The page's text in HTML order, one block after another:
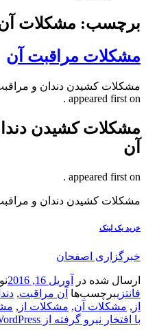
برچسب: مشکلات
مشکلات مراقبت آن
مشکلات کشیدن دندان و
appeared first on .
مشکلات کشیدن
آن
appeared first on .
مشکلات کشیدن دندان و
خرید بک لینک
خبرگزاری اصفحان
ارسال شده در آوریل 16, 2016
فانتزیبرچسب‌ها آن مراقبت,
از , مشکلات آن, مشکلات از ,
با افتخار نیرو گرفته از WordPress